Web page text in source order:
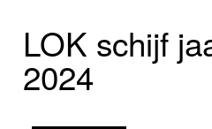
Nieuws
Foto's
LOK schijf
2024